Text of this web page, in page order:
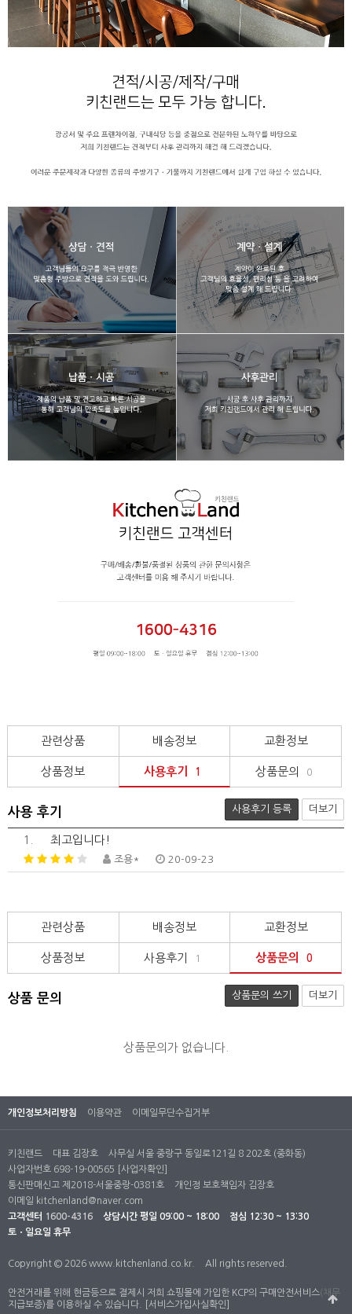
관련상품 배송정보 교환정보
상품정보 사용후기 1 상품문의 0
사용 후기 사용후기 등록 더보기
1. 최고입니다!
조용* 20-09-23
관련상품 배송정보 교환정보
상품정보 사용후기 1 상품문의 0
상품 문의 상품문의 쓰기 더보기
상품문의가 없습니다.
개인정보처리방침 이용약관 이메일무단수집거부
키친랜드 대표 김장호
사무실 서울 중랑구 동일로121길 8 202호 (중화동)
사업자번호 698-19-00565
[사업자확인]
통신판매신고 제2018-서울중랑-0381호
개인정 보호책임자 김장호
이메일 kitchenland@naver.com
고객센터 1600-4316 상담시간 평일 09:00 ~ 18:00
점심 12:30 ~ 13:30
토ㆍ일요일 휴무
Copyright © 2026 www.kitchenland.co.kr. All rights reserved.
안전거래를 위해 현금등으로 결제시 저희 쇼핑몰에 가입한 KCP의 구매안전서비스(채무
지급보증)를 이용하실 수 있습니다.
[서비스가입사실확인]